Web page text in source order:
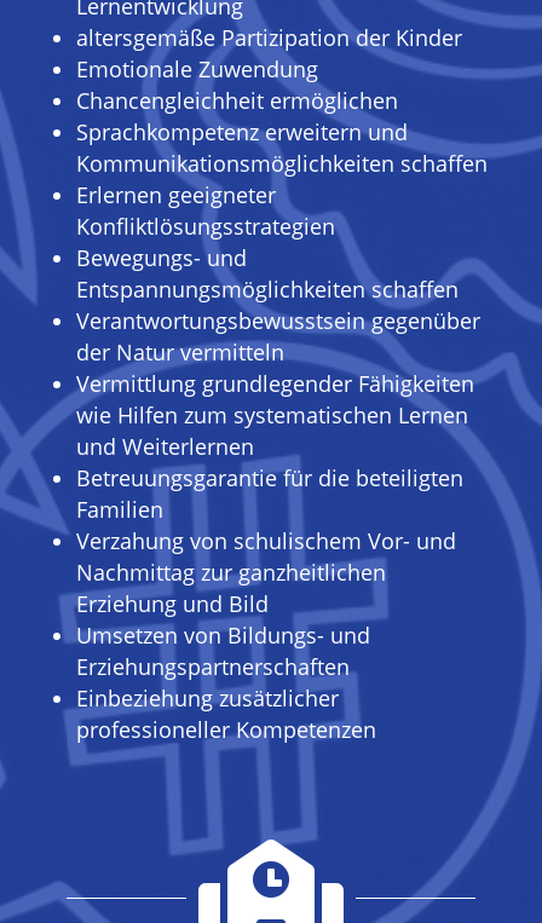
Lernentwicklung
altersgemäße Partizipation der Kinder
Emotionale Zuwendung
Chancengleichheit ermöglichen
Sprachkompetenz erweitern und
Kommunikationsmöglichkeiten schaffen
Erlernen geeigneter
Konfliktlösungsstrategien
Bewegungs- und
Entspannungsmöglichkeiten schaffen
Verantwortungsbewusstsein gegenüber
der Natur vermitteln
Vermittlung grundlegender Fähigkeiten
wie Hilfen zum systematischen Lernen
und Weiterlernen
Betreuungsgarantie für die beteiligten
Familien
Verzahung von schulischem Vor- und
Nachmittag zur ganzheitlichen
Erziehung und Bild
Umsetzen von Bildungs- und
Erziehungspartnerschaften
Einbeziehung zusätzlicher
professioneller Kompetenzen
